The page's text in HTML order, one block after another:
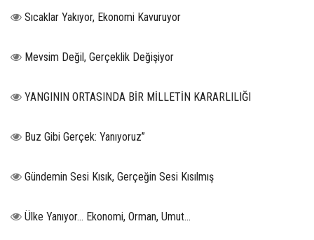
Sıcaklar Yakıyor, Ekonomi Kavuruyor
Mevsim Değil, Gerçeklik Değişiyor
YANGININ ORTASINDA BİR MİLLETİN KARARLILIĞI
Buz Gibi Gerçek: Yanıyoruz”
Gündemin Sesi Kısık, Gerçeğin Sesi Kısılmış
Ülke Yanıyor… Ekonomi, Orman, Umut…